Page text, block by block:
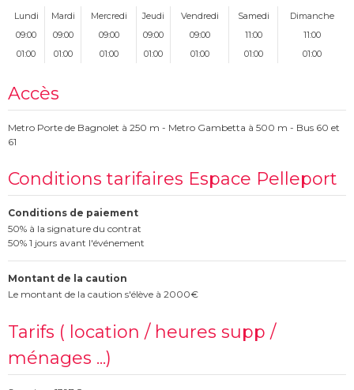
Lundi Mardi Mercredi Jeudi Vendredi Samedi
Dimanche
09:00
09:00 09:00 09:00 09:00 11:00
11:00
01:00
01:00 01:00 01:00 01:00 01:00 01:00
Accès
Metro Porte de Bagnolet à 250 m - Metro Gambetta à 500 m - Bus 60 et
61
Conditions tarifaires Espace Pelleport
Conditions de paiement
50% à la signature du contrat
50% 1 jours avant l'événement
Montant de la caution
Le montant de la caution s'élève à 2000€
Tarifs ( location / heures supp /
ménages ...)